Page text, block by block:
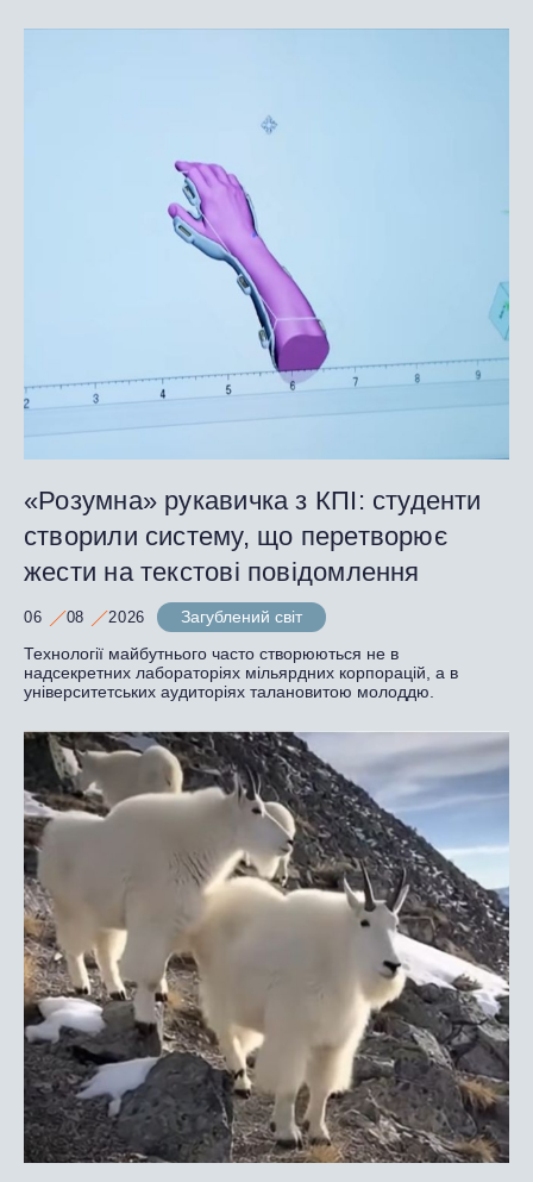
«Розумна» рукавичка з КПІ: студенти
створили систему, що перетворює
жести на текстові повідомлення
06 08 2026
Загублений світ
Технології майбутнього часто створюються не в
надсекретних лабораторіях мільярдних корпорацій, а в
університетських аудиторіях талановитою молоддю.